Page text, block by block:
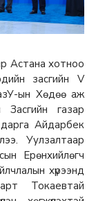
Астана хотноо
засгийн V
ын Хөдөө аж
газар
Айдарбек
Уулзалтаар
Ерөнхийлөгч
хүрээнд
Токаевтай